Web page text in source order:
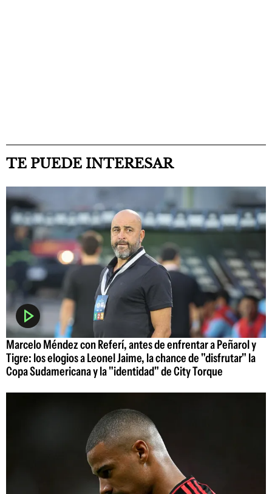
TE PUEDE INTERESAR
Marcelo Méndez con Referí, antes de enfrentar a Peñarol y
Tigre: los elogios a Leonel Jaime, la chance de "disfrutar" la
Copa Sudamericana y la "identidad" de City Torque